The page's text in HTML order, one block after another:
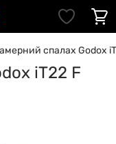
спалах Godox
iT22 F